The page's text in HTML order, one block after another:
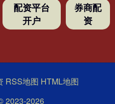
配资平台
开户
券商配
资
RSS地图 HTML地图
2023-2026